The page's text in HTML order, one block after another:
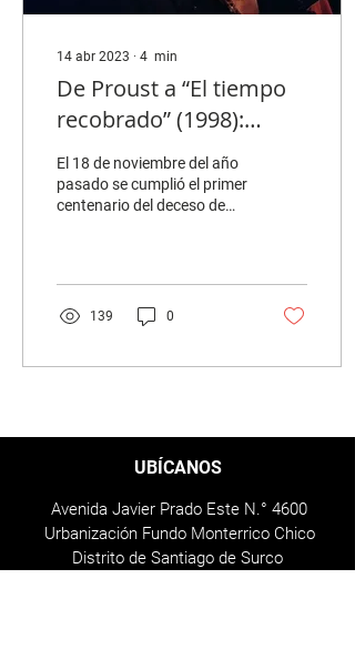
14 abr 2023 ∙ 4 min
De Proust a “El tiempo
recobrado” (1998):
algunos apuntes
El 18 de noviembre del año
pasado se cumplió el primer
centenario del deceso de
139 0
UBÍCANOS
Avenida Javier Prado Este N.° 4600
Urbanización Fundo Monterrico Chico
Distrito de Santiago de Surco